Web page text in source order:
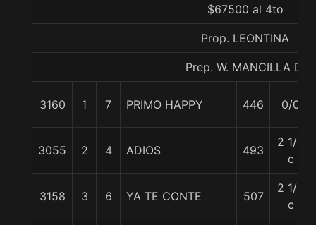
$67500 al 4to
Prop. LEONTINA
Prep. W. MANCILLA D.
3160 1 7 PRIMO HAPPY 446 0/0
3055 2 4 ADIOS 493
2 1/2
c
3158 3 6 YA TE CONTE 507
2 1/2
c